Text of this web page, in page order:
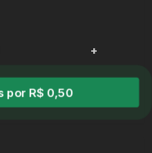
+
por R$ 0,50